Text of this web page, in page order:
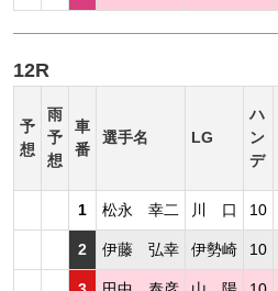
12R
予
想
雨
予
想
車
番
選手名 LG
ハ
ン
デ
1 松永 幸二 川 口 10
2 伊藤 弘幸 伊勢崎 10